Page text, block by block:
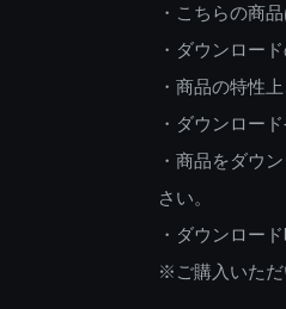
・こちらの商
・ダウンロー
・商品の特性
・ダウンロー
・商品をダウ
さい。
・ダウンロー
※ご購入いただ